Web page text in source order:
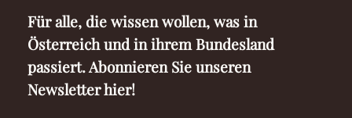
Für alle, die wissen wollen, was in
Österreich und in ihrem Bundesland
passiert. Abonnieren Sie unseren
Newsletter hier!